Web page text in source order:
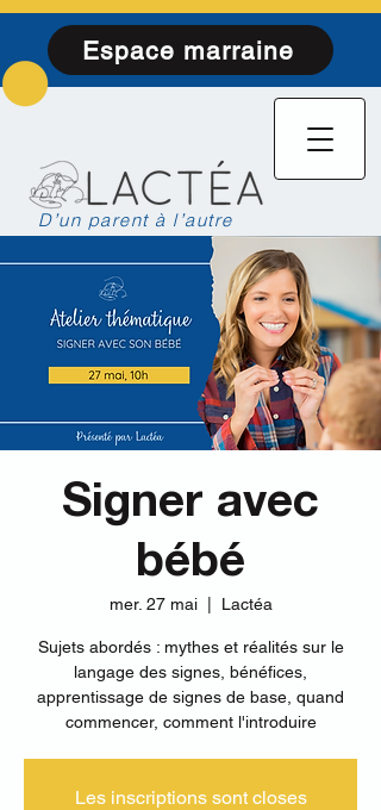
D’un parent à l’autre
Espace marraine
Signer avec
bébé
mer. 27 mai
  |
Lactéa
Sujets abordés : mythes et réalités sur le
langage des signes, bénéfices,
apprentissage de signes de base, quand
commencer, comment l'introduire
Les inscriptions sont closes